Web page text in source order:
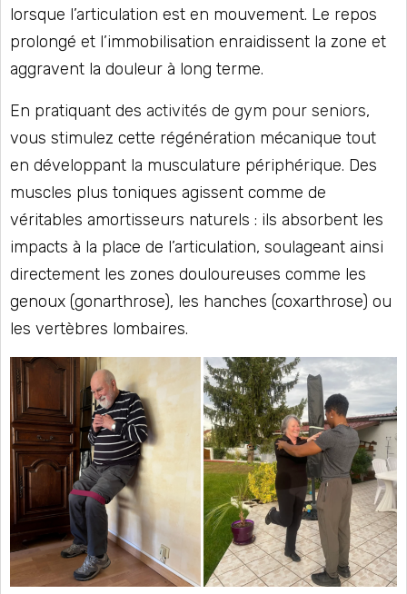
lorsque l’articulation est en mouvement. Le repos
prolongé et l’immobilisation enraidissent la zone et
aggravent la douleur à long terme.
En pratiquant des activités de gym pour seniors,
vous stimulez cette régénération mécanique tout
en développant la musculature périphérique. Des
muscles plus toniques agissent comme de
véritables amortisseurs naturels : ils absorbent les
impacts à la place de l’articulation, soulageant ainsi
directement les zones douloureuses comme les
genoux (gonarthrose), les hanches (coxarthrose) ou
les vertèbres lombaires.